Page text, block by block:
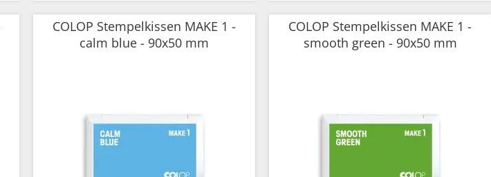
COLOP Stempelkissen MAKE 1 -
calm blue - 90x50 mm
COLOP Stempelkissen MAKE 1 -
smooth green - 90x50 mm